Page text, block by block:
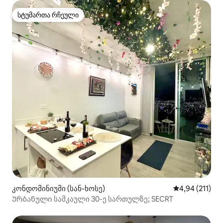
სტუმართა რჩეული
სტუმართა რჩეული
კონდომინიუმი (სან-ხოსე) საშუალო
4,94 (211)
Ურბანული სამკაული 30-ე სართულზე; SECRT